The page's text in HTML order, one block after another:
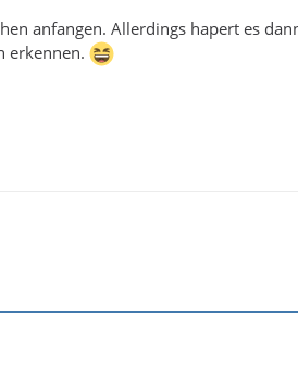
anfangen. Allerdings hapert es
erkennen.